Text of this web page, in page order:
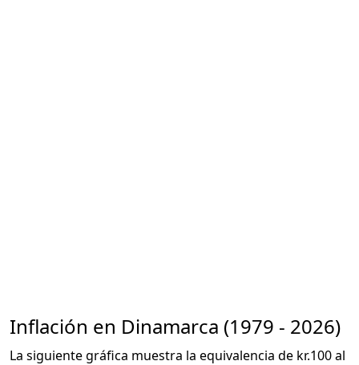
Inflación en Dinamarca (1979 - 2026)
La siguiente gráfica muestra la equivalencia de kr.100 al